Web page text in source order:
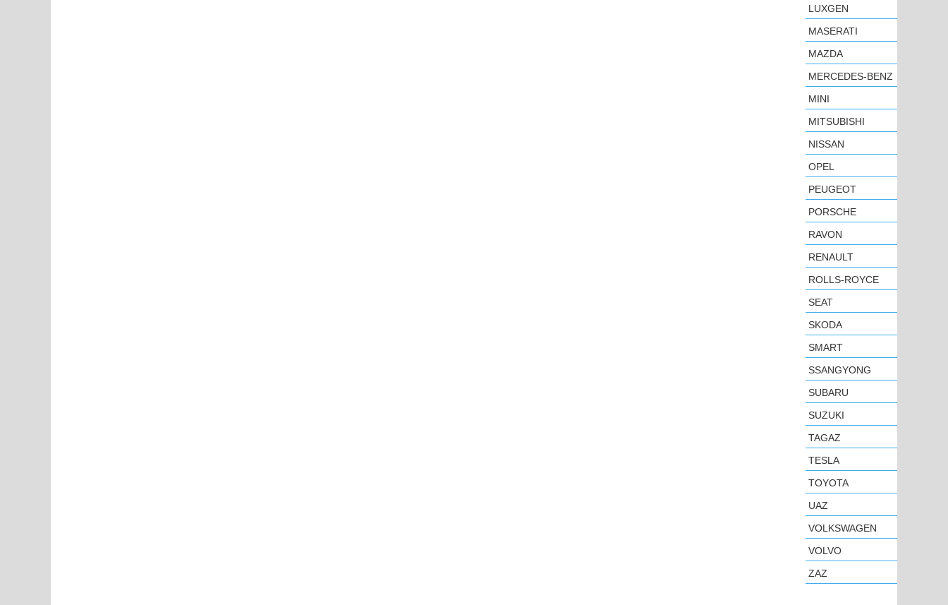
LUXGEN
MASERATI
MAZDA
MERCEDES-BENZ
MINI
MITSUBISHI
NISSAN
OPEL
PEUGEOT
PORSCHE
RAVON
RENAULT
ROLLS-ROYCE
SEAT
SKODA
SMART
SSANGYONG
SUBARU
SUZUKI
TAGAZ
TESLA
TOYOTA
UAZ
VOLKSWAGEN
VOLVO
ZAZ